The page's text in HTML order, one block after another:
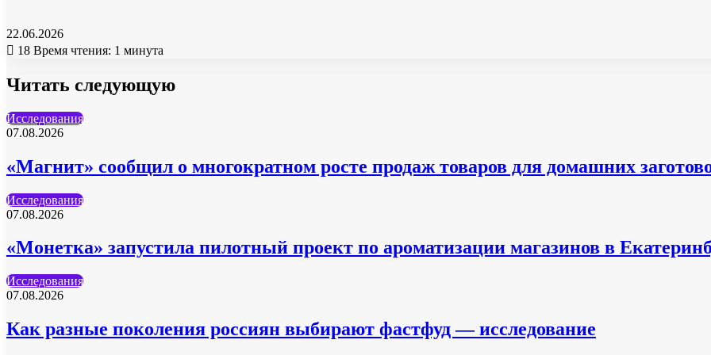
22.06.2026
18 Время чтения: 1 минута
Читать следующую
Исследования
07.08.2026
«Магнит» сообщил о многократном росте продаж товаров для домашних
Исследования
07.08.2026
«Монетка» запустила пилотный проект по ароматизации магазинов в
Исследования
07.08.2026
Как разные поколения россиян выбирают фастфуд — исследование